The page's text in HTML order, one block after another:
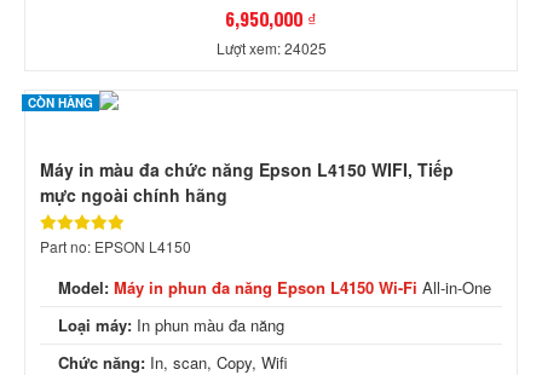
6,950,000 ₫
Lượt xem: 24025
CÒN HÀNG
Máy in màu đa chức năng Epson L4150 WIFI, Tiếp
mực ngoài chính hãng
Part no: EPSON L4150
Model: Máy in phun đa năng Epson L4150 Wi-Fi All-in-One
Loại máy: In phun màu đa năng
Chức năng: In, scan, Copy, Wifi